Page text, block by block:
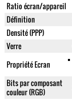
Ratio écran/appareil
Définition
Densité (PPP)
Verre
Propriété Ecran
Bits par composant
couleur (RGB)